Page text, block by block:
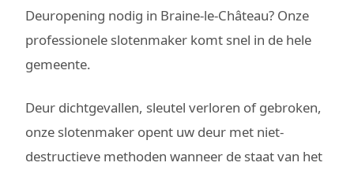
Deuropening nodig in Braine-le-Château? Onze
professionele slotenmaker komt snel in de hele
gemeente.
Deur dichtgevallen, sleutel verloren of gebroken,
onze slotenmaker opent uw deur met niet-
destructieve methoden wanneer de staat van het